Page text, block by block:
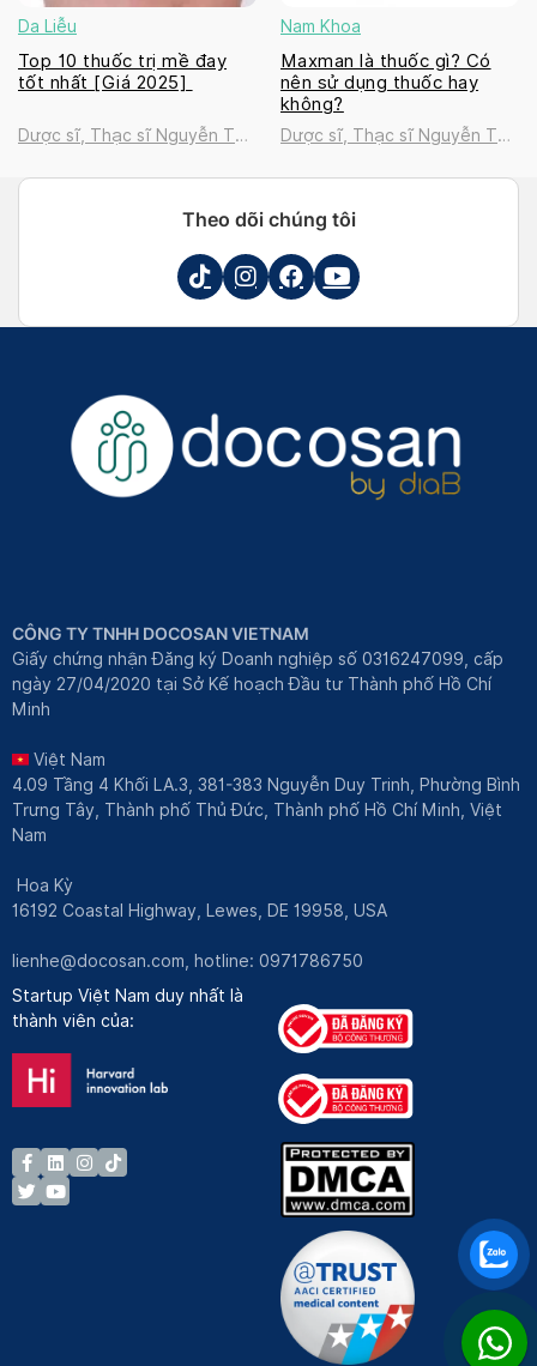
Da Liễu
Top 10 thuốc trị mề đay
tốt nhất [Giá 2025]
Dược sĩ, Thạc sĩ Nguyễn Thị
Nam Khoa
Maxman là thuốc gì? Có
nên sử dụng thuốc hay
không?
Dược sĩ, Thạc sĩ Nguyễn Thị
Theo dõi chúng tôi
CÔNG TY TNHH DOCOSAN VIETNAM
Giấy chứng nhận Đăng ký Doanh nghiệp số 0316247099, cấp
ngày 27/04/2020 tại Sở Kế hoạch Đầu tư Thành phố Hồ Chí
Minh
Việt Nam
4.09 Tầng 4 Khối LA.3, 381-383 Nguyễn Duy Trinh, Phường Bình
Trưng Tây, Thành phố Thủ Đức, Thành phố Hồ Chí Minh, Việt
Nam
Hoa Kỳ
16192 Coastal Highway, Lewes, DE 19958, USA
lienhe@docosan.com , hotline: 0971786750
Startup Việt Nam duy nhất là
thành viên của: